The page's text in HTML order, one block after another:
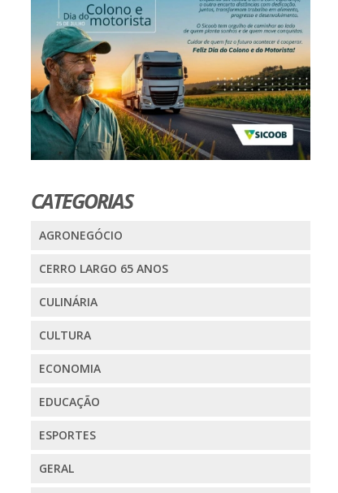
CATEGORIAS
AGRONEGÓCIO
CERRO LARGO 65 ANOS
CULINÁRIA
CULTURA
ECONOMIA
EDUCAÇÃO
ESPORTES
GERAL